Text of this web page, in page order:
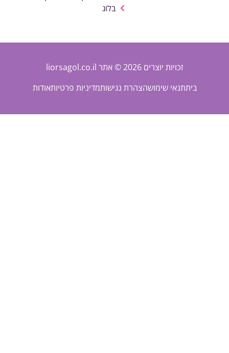
בלוג
זכויות יוצרים 2026 © אתר liorsagol.co.il
תנאי שימושהצהרת נגישותמדיניות פרטיותאודות